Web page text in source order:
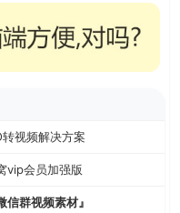
转视频解决方案
vip会员加强版
信群视频素材』